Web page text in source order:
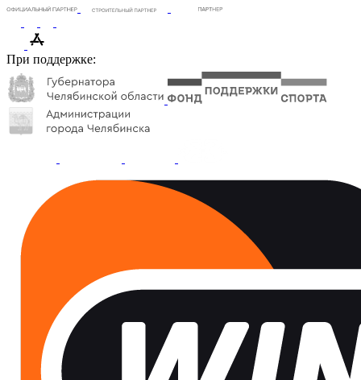
При поддержке: